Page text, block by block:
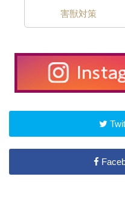
害獣対策